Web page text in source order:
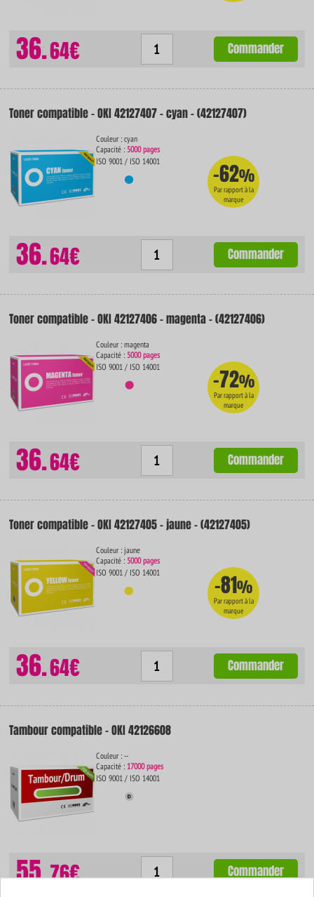
36.64€ Commander
Toner compatible - OKI 42127407 - cyan - (42127407)
Couleur : cyan
Capacité :5000 pages
ISO 9001 / ISO 14001
-62%
Par rapport à la
marque
36.64€ Commander
Toner compatible - OKI 42127406 - magenta - (42127406)
Couleur : magenta
Capacité :5000 pages
ISO 9001 / ISO 14001
-72%
Par rapport à la
marque
36.64€ Commander
Toner compatible - OKI 42127405 - jaune - (42127405)
Couleur : jaune
Capacité :5000 pages
ISO 9001 / ISO 14001
-81%
Par rapport à la
marque
36.64€ Commander
Tambour compatible - OKI 42126608
Couleur : --
Capacité : 17000 pages
ISO 9001 / ISO 14001
55.76€ Commander